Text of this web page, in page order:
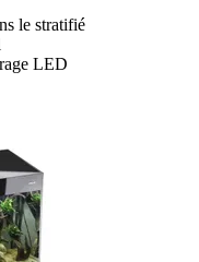
le stratifié
LED